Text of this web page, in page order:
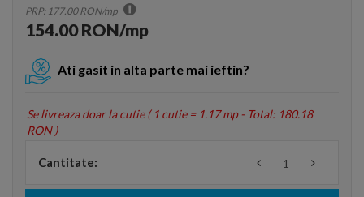
PRP: 177.00 RON/mp
154.00 RON/mp
Ati gasit in alta parte mai ieftin?
Se livreaza doar la cutie (1 cutie = 1.17 mp - Total: 180.18
RON )
Cantitate: